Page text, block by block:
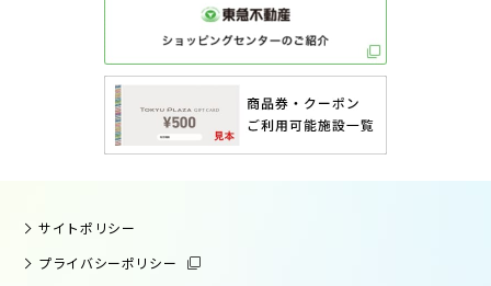
サイトポリシー
プライバシーポリシー